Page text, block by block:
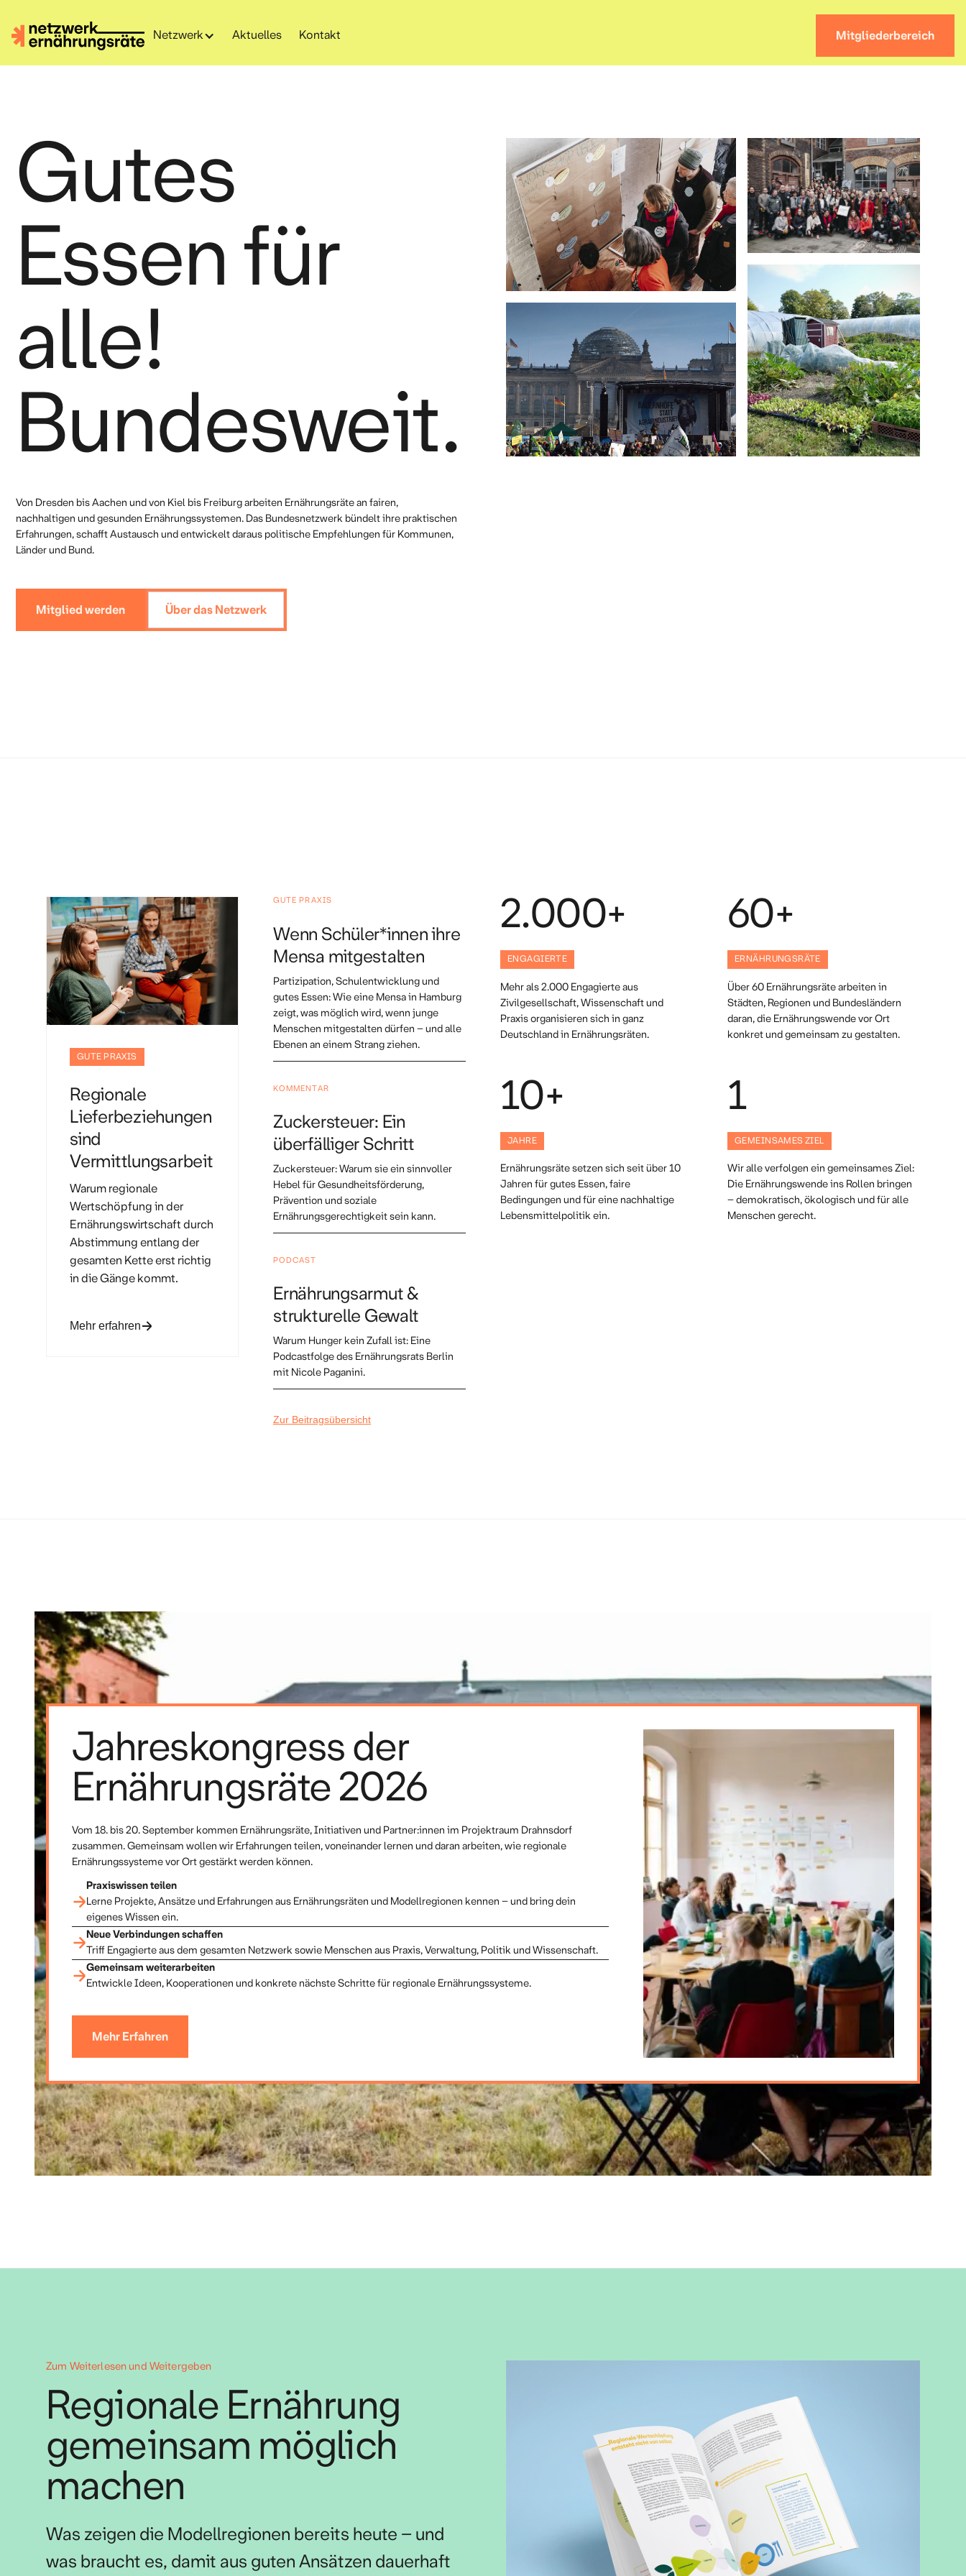
Netzwerk Aktuelles Kontakt Mitgliederbereich
Gutes
Essen für
alle!
Bundesweit.
Von Dresden bis Aachen und von Kiel bis Freiburg arbeiten Ernährungsräte an fairen,
nachhaltigen und gesunden Ernährungssystemen. Das Bundesnetzwerk bündelt ihre praktischen
Erfahrungen, schafft Austausch und entwickelt daraus politische Empfehlungen für Kommunen,
Länder und Bund.
Mitglied werden Über das Netzwerk
GUTE PRAXIS
Regionale
Lieferbeziehungen
sind
Vermittlungsarbeit
Warum regionale
Wertschöpfung in der
Ernährungswirtschaft durch
Abstimmung entlang der
gesamten Kette erst richtig
in die Gänge kommt.
Mehr erfahren
GUTE PRAXIS
Wenn Schüler*innen ihre
Mensa mitgestalten
Partizipation, Schulentwicklung und
gutes Essen: Wie eine Mensa in Hamburg
zeigt, was möglich wird, wenn junge
Menschen mitgestalten dürfen – und alle
Ebenen an einem Strang ziehen.
KOMMENTAR
Zuckersteuer: Ein
überfälliger Schritt
Zuckersteuer: Warum sie ein sinnvoller
Hebel für Gesundheitsförderung,
Prävention und soziale
Ernährungsgerechtigkeit sein kann.
PODCAST
Ernährungsarmut &
strukturelle Gewalt
Warum Hunger kein Zufall ist: Eine
Podcastfolge des Ernährungsrats Berlin
mit Nicole Paganini.
Zur Beitragsübersicht
2.000+
ENGAGIERTE
Mehr als 2.000 Engagierte aus
Zivilgesellschaft, Wissenschaft und
Praxis organisieren sich in ganz
Deutschland in Ernährungsräten.
60+
ERNÄHRUNGSRÄTE
Über 60 Ernährungsräte arbeiten in
Städten, Regionen und Bundesländern
daran, die Ernährungswende vor Ort
konkret und gemeinsam zu gestalten.
10+
JAHRE
Ernährungsräte setzen sich seit über 10
Jahren für gutes Essen, faire
Bedingungen und für eine nachhaltige
Lebensmittelpolitik ein.
1
GEMEINSAMES ZIEL
Wir alle verfolgen ein gemeinsames Ziel:
Die Ernährungswende ins Rollen bringen
– demokratisch, ökologisch und für alle
Menschen gerecht.
Jahreskongress der
Ernährungsräte 2026
Vom 18. bis 20. September kommen Ernährungsräte, Initiativen und Partner:innen im Projektraum Drahnsdorf
zusammen. Gemeinsam wollen wir Erfahrungen teilen, voneinander lernen und daran arbeiten, wie regionale
Ernährungssysteme vor Ort gestärkt werden können.
Praxiswissen teilen
Lerne Projekte, Ansätze und Erfahrungen aus Ernährungsräten und Modellregionen kennen – und bring dein
eigenes Wissen ein.
Neue Verbindungen schaffen
Triff Engagierte aus dem gesamten Netzwerk sowie Menschen aus Praxis, Verwaltung, Politik und Wissenschaft.
Gemeinsam weiterarbeiten
Entwickle Ideen, Kooperationen und konkrete nächste Schritte für regionale Ernährungssysteme.
Mehr Erfahren
Zum Weiterlesen und Weitergeben
Regionale Ernährung
gemeinsam möglich
machen
Was zeigen die Modellregionen bereits heute – und
was braucht es, damit aus guten Ansätzen dauerhaft